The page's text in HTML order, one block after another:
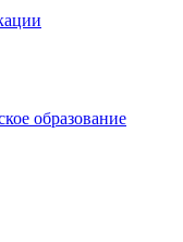
образование